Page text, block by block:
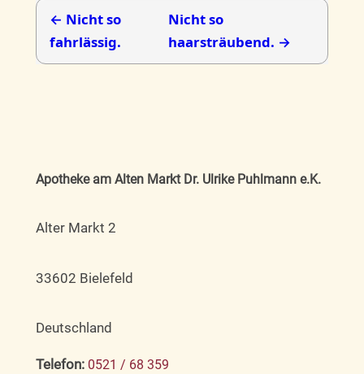
← Nicht so
fahrlässig.
Nicht so
haarsträubend. →
Apotheke am Alten Markt Dr. Ulrike Puhlmann e.K.
Alter Markt 2
33602 Bielefeld
Deutschland
Telefon: 0521 / 68 359